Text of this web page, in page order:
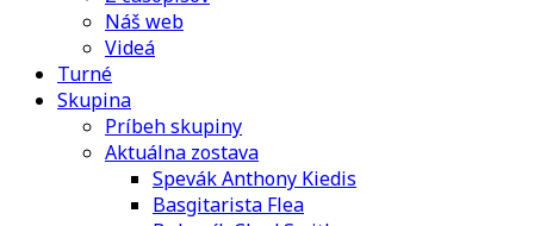
Náš web
Videá
Turné
Skupina
Príbeh skupiny
Aktuálna zostava
Spevák Anthony Kiedis
Basgitarista Flea